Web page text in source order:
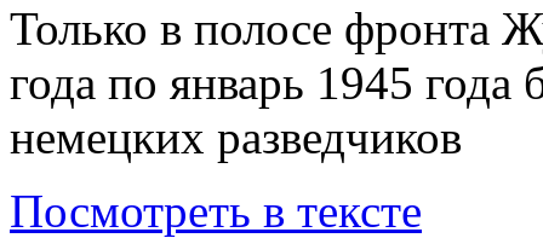
Только в полосе фронта
года по январь 1945
немецких разведчиков
Посмотреть в тексте